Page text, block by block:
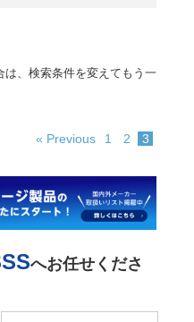
、検索条件を変えてもう一
« Previous 1 2 3
へお任せくださ